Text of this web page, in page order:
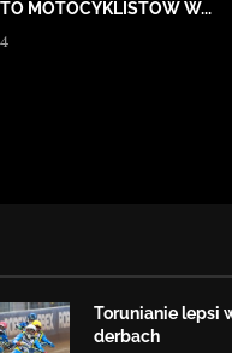
MOTOCYKLISTÓW W...
Torunianie lepsi
derbach